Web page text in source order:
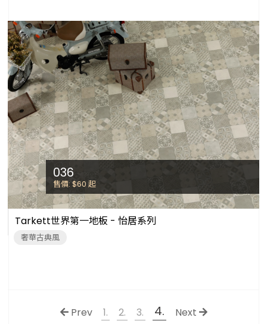
036
售價: $60 起
Tarkett世界第一地板 - 怡居系列
奢華古典風
Prev 1. 2. 3. 4. Next